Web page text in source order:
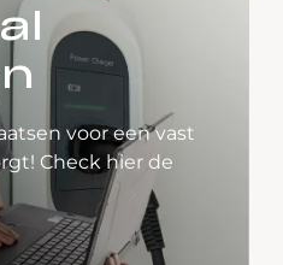
voor een vast
Check hier de